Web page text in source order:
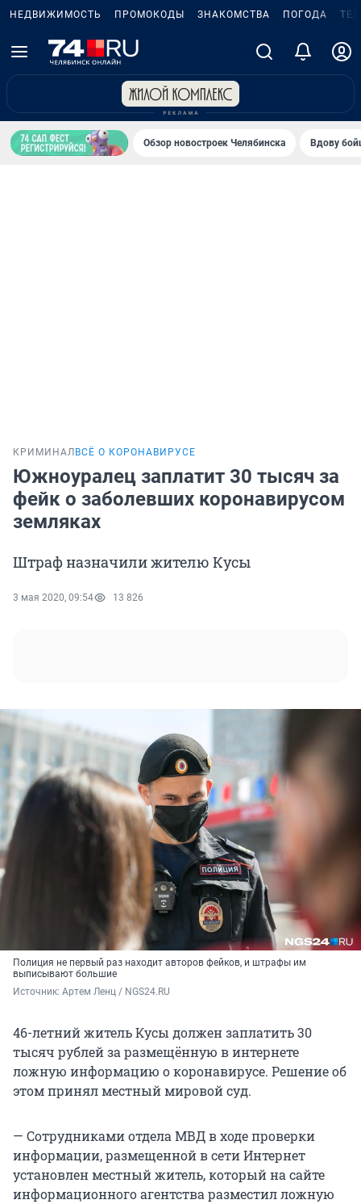
НЕДВИЖИМОСТЬ ПРОМОКОДЫ ЗНАКОМСТВА ПОГОДА
Обзор новостроек Челябинска Вдову
КРИМИНАЛ ВСЁ О КОРОНАВИРУСЕ
Южноуралец заплатит 30 тысяч за
фейк о заболевших коронавирусом
земляках
Штраф назначили жителю Кусы
3 мая 2020, 09:54 13 826
Полиция не первый раз находит авторов фейков, и штрафы им
выписывают большие
Источник: Артем Ленц / NGS24.RU
46-летний житель Кусы должен заплатить 30
тысяч рублей за размещённую в интернете
ложную информацию о коронавирусе. Решение об
этом принял местный мировой суд.
— Сотрудниками отдела МВД в ходе проверки
информации, размещенной в сети Интернет
установлен местный житель, который на сайте
информационного агентства разместил ложную